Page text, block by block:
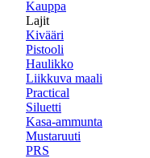
Kauppa
Lajit
Kivääri
Pistooli
Haulikko
Liikkuva maali
Practical
Siluetti
Kasa-ammunta
Mustaruuti
PRS